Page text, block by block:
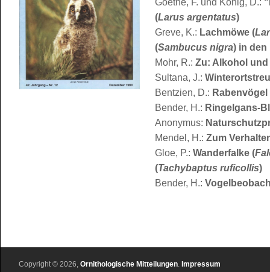
Goethe, F. und König, D.:
(Larus argentatus)
Greve, K.: Lachmöwe (
(Sambucus nigra) in den
Mohr, R.: Zu: Alkohol und
Sultana, J.:
Bentzien, D.:
Bender, H.: Ringelgans-
Anonymus:
Mendel, H.: Zum
Gloe, P.: Wanderfalke (
(Tachybaptus ruficollis)
Bender, H.:
Copyright © 2026, Ornithologische Mitteilungen Impressum